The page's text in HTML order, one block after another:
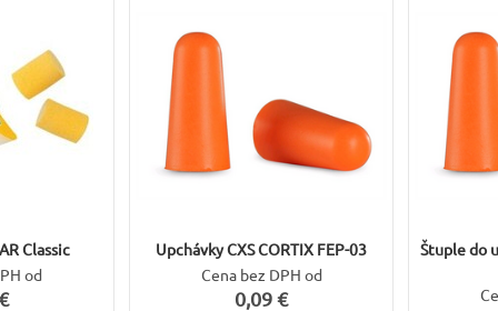
Classic
od
Upchávky CXS CORTIX FEP-03
Cena bez DPH od
0,09 €
Štuple do